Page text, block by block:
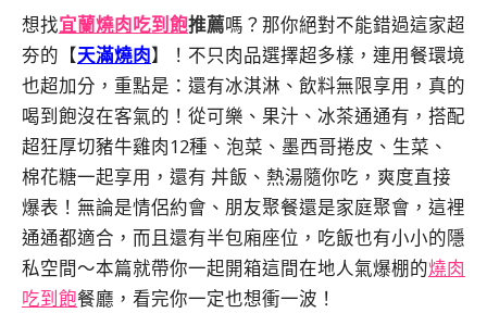
想找宜蘭燒肉吃到飽推薦嗎？那你絕對不能錯過這家超
夯的【天滿燒肉】！不只肉品選擇超多樣，連用餐環境
也超加分，重點是：還有冰淇淋、飲料無限享用，真的
喝到飽沒在客氣的！從可樂、果汁、冰茶通通有，搭配
超狂厚切豬牛雞肉12種、泡菜、墨西哥捲皮、生菜、
棉花糖一起享用，還有 丼飯、熱湯隨你吃，爽度直接
爆表！無論是情侶約會、朋友聚餐還是家庭聚會，這裡
通通都適合，而且還有半包廂座位，吃飯也有小小的隱
私空間～本篇就帶你一起開箱這間在地人氣爆棚的燒肉
吃到飽餐廳，看完你一定也想衝一波！